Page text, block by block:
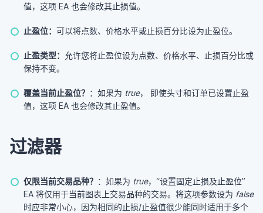
值，这项 EA 也会修改其止损值。
止盈位： 可以将点数、价格水平或止损百分比设为止盈位。
止盈类型： 允许您将止盈位设为点数、价格水平、止损百分比或
保持不变。
覆盖当前止盈位？ ：如果为 true， 即使头寸和订单已设置止盈
值，这项 EA 也会修改其止盈值。
过滤器
仅限当前交易品种？ ：如果为 true，“设置固定止损及止盈位”
EA 将仅用于当前图表上交易品种的交易。将这项参数设为 false
时应非常小心，因为相同的止损/止盈值很少能同时适用于多个